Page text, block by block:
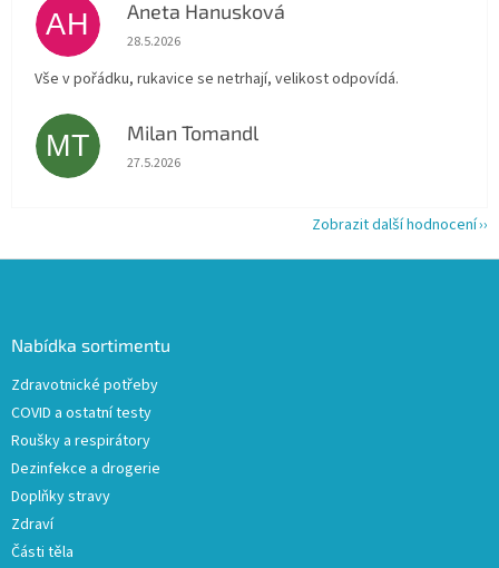
AH Aneta Hanusková
Hodnocení obchodu je 5 z 5 hvězdiček.
28.5.2026
Vše v pořádku, rukavice se netrhají, velikost odpovídá.
MT Milan Tomandl
Hodnocení obchodu je 5 z 5 hvězdiček.
27.5.2026
Zobrazit další hodnocení
Nabídka sortimentu
Zdravotnické potřeby
COVID a ostatní testy
Roušky a respirátory
Dezinfekce a drogerie
Doplňky stravy
Zdraví
Části těla